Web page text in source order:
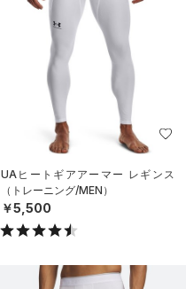
UAヒートギアアーマー レギンス
（トレーニング/MEN）
￥5,500